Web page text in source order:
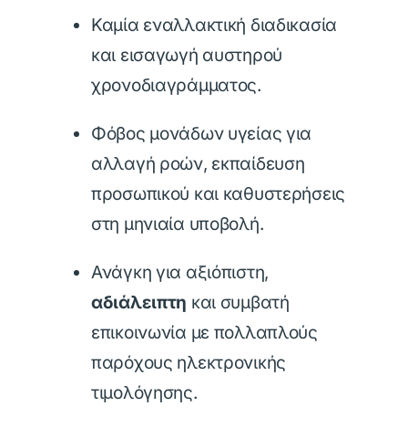
Καμία εναλλακτική διαδικασία
και εισαγωγή αυστηρού
χρονοδιαγράμματος.
Φόβος μονάδων υγείας για
αλλαγή ροών, εκπαίδευση
προσωπικού και καθυστερήσεις
στη μηνιαία υποβολή.
Ανάγκη για αξιόπιστη,
αδιάλειπτη και συμβατή
επικοινωνία με πολλαπλούς
παρόχους ηλεκτρονικής
τιμολόγησης.